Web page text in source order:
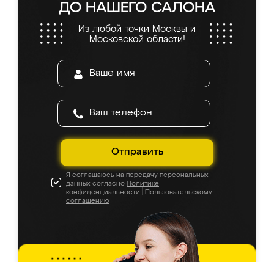
ДО НАШЕГО САЛОНА
Из любой точки Москвы и
Московской области!
Отправить
Я соглашаюсь на передачу персональных
данных согласно Политике
конфиденциальности
Пользовательскому
соглашению